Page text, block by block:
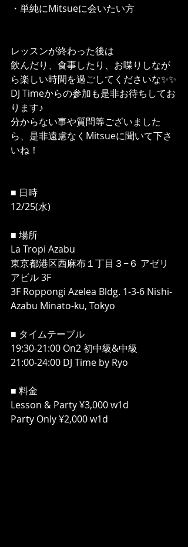
・単純にMitsueに会いたい方
レッスンが終わった後は
飲んだり、食事したり、お喋りしなが
ら楽しい時間を過ごしてくださいな✨✨
DJ Timeからの参加も是非お待ちしてお
ります♪
分からない事や質問等ございました
ら、是非遠慮なくMitsueに聞いて下さ
いね！
■ 日時
12/25(水)
■ 場所
La Tropi Azabu
東京都港区西麻布１丁目３−６ アゼリ
アビル 3F
3F Roppongi Azelea Bldg. 1-3-6 Nishi-
Azabu Minato-ku, Tokyo
■ タイムテーブル
19:30-21:00 On2 初中級&中級
21:00-24:00 DJ Time by Ryo
■ 料金
Lesson & Party ¥3,000 w1d
Party Only ¥2,000 w1d